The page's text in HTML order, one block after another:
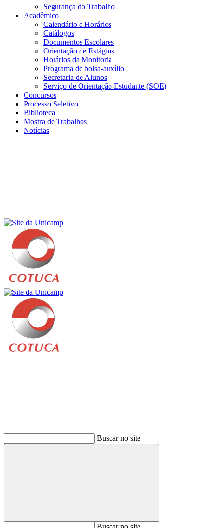
Segurança do Trabalho
Acadêmico
Calendário e Horários
Catálogos
Documentos Escolares
Orientação de Estágios
Horários da Monitoria
Programa de bolsa-auxílio
Secretaria de Alunos
Serviço de Orientação Estudante (SOE)
Concursos
Processo Seletivo
Biblioteca
Mostra de Trabalhos
Notícias
Buscar no site
BuscarBuscar no site